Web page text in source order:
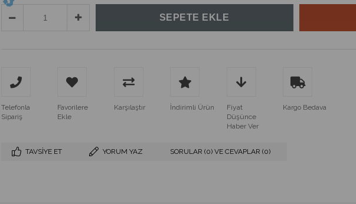
Telefonla
Sipariş
Favorilere
Ekle
Karşılaştır İndirimli Ürün
Fiyat
Düşünce
Haber Ver
Kargo Bedava
TAVSIYE ET YORUM YAZ SORULAR (0) VE CEVAPLAR (0)